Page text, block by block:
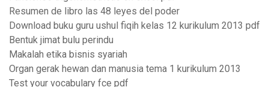
Resumen de libro las 48 leyes del poder
Download buku guru ushul fiqih kelas 12 kurikulum 2013 pdf
Bentuk jimat bulu perindu
Makalah etika bisnis syariah
Organ gerak hewan dan manusia tema 1 kurikulum 2013
Test your vocabulary fce pdf